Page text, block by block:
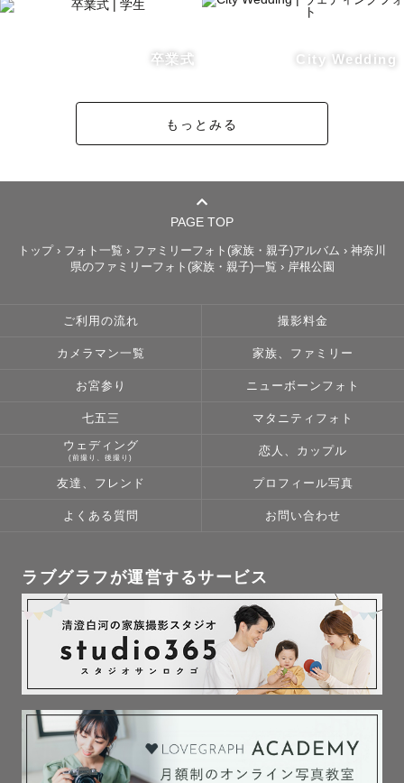
卒業式 City Wedding
もっとみる
PAGE TOP
トップ › フォト一覧 › ファミリーフォト(家族・親子)アルバム › 神奈川
県のファミリーフォト(家族・親子)一覧 › 岸根公園
ご利用の流れ 撮影料金
カメラマン一覧 家族、ファミリー
お宮参り ニューボーンフォト
七五三 マタニティフォト
ウェディング
(前撮り、後撮り)
恋人、カップル
友達、フレンド プロフィール写真
よくある質問 お問い合わせ
ラブグラフが運営するサービス